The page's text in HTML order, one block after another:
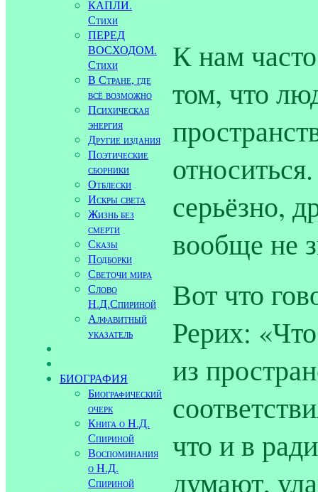
КАПЛИ.
Стихи
ПЕРЕД
ВОСХОДОМ.
Стихи
В Стране, где
всё возможно
Психическая
энергия
Другие издания
Поэтические
сборники
Отблески
Искры света
Жизнь без
смерти
Сказы
Подборки
Светочи мира
Слово
Н.Д.Спириной
Алфавитный
указатель
БИОГРАФИЯ
Биографический
очерк
Книга о Н.Д.
Спириной
Воспоминания
о Н.Д.
Спириной
К нам
том, что
серьёзно,
вообще не
Вот что
Рерих:
из
что и в
думают,